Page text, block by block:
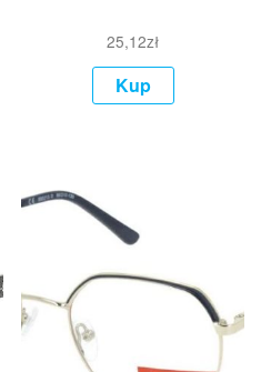
25,12zł
Kup